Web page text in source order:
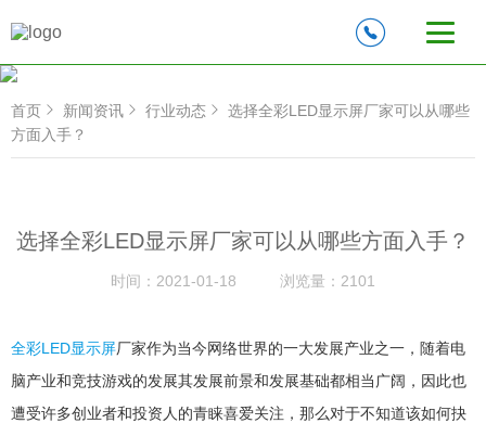
首页 新闻资讯 行业动态
选择全彩LED显示屏厂家可以从哪些
方面入手？
选择全彩LED显示屏厂家可以从哪些方面入手？
时间： 2021-01-18 浏览量： 2101
全彩LED显示屏厂家作为当今网络世界的一大发展产业之一，随着电
脑产业和竞技游戏的发展其发展前景和发展基础都相当广阔，因此也
遭受许多创业者和投资人的青睐喜爱关注，那么对于不知道该如何抉